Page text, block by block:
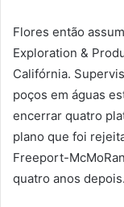
Flores então
Exploration &
Califórnia.
poços em águas
encerrar quatro
plano que foi
Freeport-
quatro anos depois.